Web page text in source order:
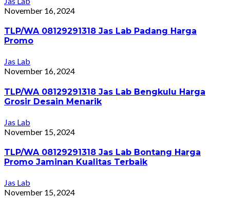
November 16, 2024
TLP/WA 08129291318 Jas Lab Padang Harga
Promo
Jas Lab
November 16, 2024
TLP/WA 08129291318 Jas Lab Bengkulu Harga
Grosir Desain Menarik
Jas Lab
November 15, 2024
TLP/WA 08129291318 Jas Lab Bontang Harga
Promo Jaminan Kualitas Terbaik
Jas Lab
November 15, 2024